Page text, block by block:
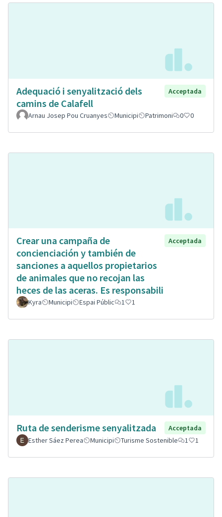
Adequació i senyalització dels
camins de Calafell
Acceptada
Arnau Josep Pou Cruanyes Municipi Patrimoni 0 0
Crear una campaña de
concienciación y también de
sanciones a aquellos propietarios
de animales que no recojan las
heces de las aceras. Es responsabili
Acceptada
Kyra Municipi Espai Públic 1 1
Ruta de senderisme senyalitzada
Acceptada
Esther Sáez Perea
Municipi Turisme Sostenible 1 1